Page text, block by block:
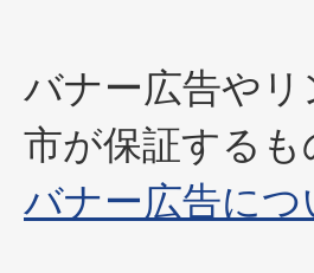
バナー広告や
市が保証する
バナー広告につ